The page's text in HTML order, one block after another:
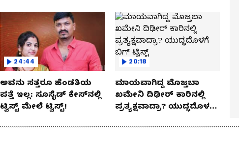
24:44
ಅವನು ಸತ್ತರೂ ಹೆಂಡತಿಯ
ಪತ್ತೆ ಇಲ್ಲ: ಸೂಸೈಡ್​​ ಕೇಸ್​​ನಲ್ಲಿ
ಟ್ವಿಸ್ಟ್​ ಮೇಲೆ ಟ್ವಿಸ್ಟ್!
20:18
ಮಾಯವಾಗಿದ್ದ ಮೊಜ್ತಬಾ
ಖಮೇನಿ ದಿಢೀರ್ ಕಾರಿನಲ್ಲಿ
ಪ್ರತ್ಯಕ್ಷವಾದ್ರಾ? ಯುದ್ಧದೊಳಗೆ